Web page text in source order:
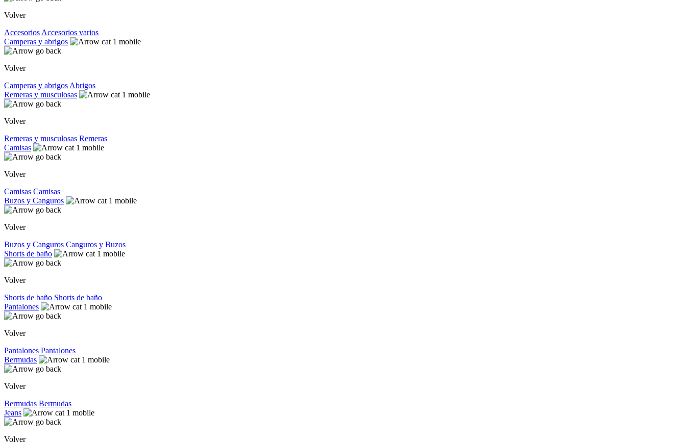
Volver
Accesorios Accesorios varios
Camperas y abrigos
Volver
Camperas y abrigos Abrigos
Remeras y musculosas
Volver
Remeras y musculosas Remeras
Camisas
Volver
Camisas Camisas
Buzos y Canguros
Volver
Buzos y Canguros Canguros y Buzos
Shorts de baño
Volver
Shorts de baño Shorts de baño
Pantalones
Volver
Pantalones Pantalones
Bermudas
Volver
Bermudas Bermudas
Jeans
Volver